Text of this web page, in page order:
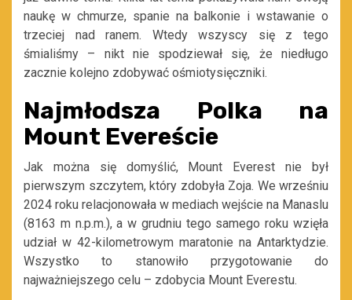
naukę w chmurze, spanie na balkonie i wstawanie o
trzeciej nad ranem. Wtedy wszyscy się z tego
śmialiśmy – nikt nie spodziewał się, że niedługo
zacznie kolejno zdobywać ośmiotysięczniki.
Najmłodsza Polka na
Mount Evereście
Jak można się domyślić, Mount Everest nie był
pierwszym szczytem, który zdobyła Zoja. We wrześniu
2024 roku relacjonowała w mediach wejście na Manaslu
(8163 m n.p.m.), a w grudniu tego samego roku wzięła
udział w 42-kilometrowym maratonie na Antarktydzie.
Wszystko to stanowiło przygotowanie do
najważniejszego celu – zdobycia Mount Everestu.